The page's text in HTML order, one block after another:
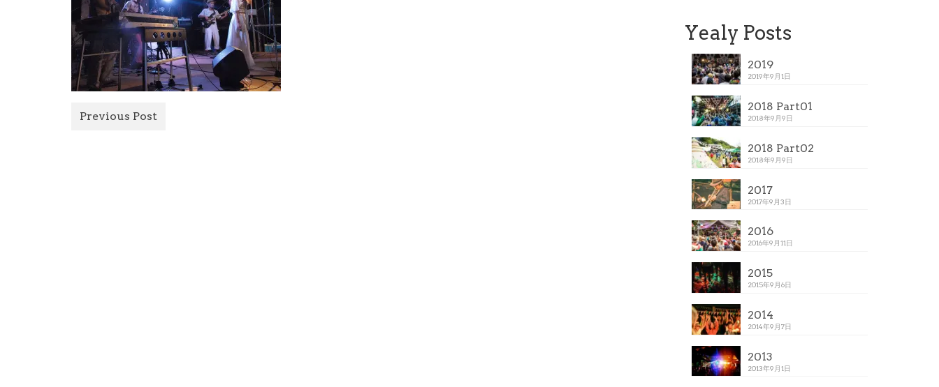
Previous Post
Yealy Posts
2019
2019年9月1日
2018 Part01
2018年9月9日
2018 Part02
2018年9月9日
2017
2017年9月3日
2016
2016年9月11日
2015
2015年9月6日
2014
2014年9月7日
2013
2013年9月1日